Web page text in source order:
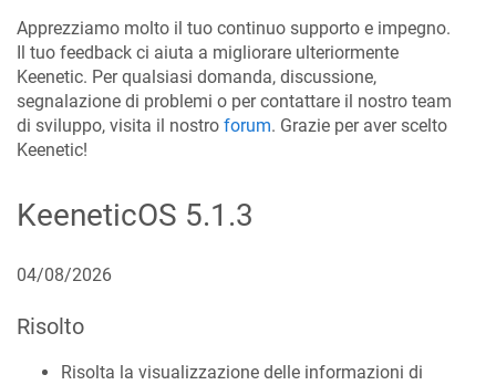
Apprezziamo molto il tuo continuo supporto e impegno.
Il tuo feedback ci aiuta a migliorare ulteriormente
Keenetic. Per qualsiasi domanda, discussione,
segnalazione di problemi o per contattare il nostro team
di sviluppo, visita il nostro forum. Grazie per aver scelto
Keenetic!
KeeneticOS 5.1.3
04/08/2026
Risolto
Risolta la visualizzazione delle informazioni di